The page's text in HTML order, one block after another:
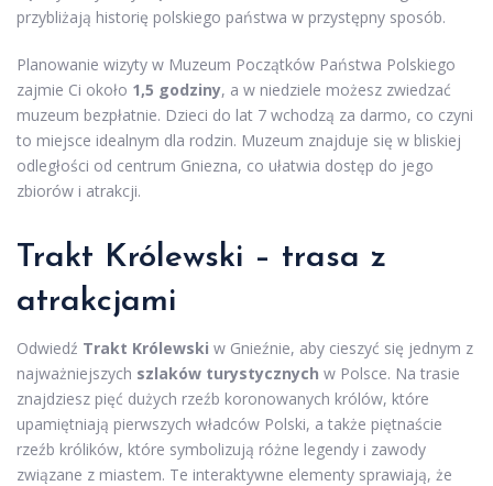
przybliżają historię polskiego państwa w przystępny sposób.
Planowanie wizyty w Muzeum Początków Państwa Polskiego
zajmie Ci około 1,5 godziny, a w niedziele możesz zwiedzać
muzeum bezpłatnie. Dzieci do lat 7 wchodzą za darmo, co czyni
to miejsce idealnym dla rodzin. Muzeum znajduje się w bliskiej
odległości od centrum Gniezna, co ułatwia dostęp do jego
zbiorów i atrakcji.
Trakt Królewski – trasa z
atrakcjami
Odwiedź Trakt Królewski w Gnieźnie, aby cieszyć się jednym z
najważniejszych szlaków turystycznych w Polsce. Na trasie
znajdziesz pięć dużych rzeźb koronowanych królów, które
upamiętniają pierwszych władców Polski, a także piętnaście
rzeźb królików, które symbolizują różne legendy i zawody
związane z miastem. Te interaktywne elementy sprawiają, że